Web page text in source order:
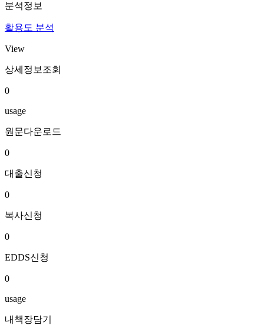
분석정보
활용도 분석
View
상세정보조회
0
usage
원문다운로드
0
대출신청
0
복사신청
0
EDDS신청
0
usage
내책장담기